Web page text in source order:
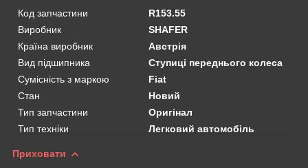
Код запчастини
R153.55
Виробник
SHAFER
Країна виробник
Австрія
Вид підшипника
Ступиці переднього колеса
Сумісність з маркою
Fiat
Стан
Новий
Тип запчастини
Оригінал
Тип техніки
Легковий автомобіль
Приховати